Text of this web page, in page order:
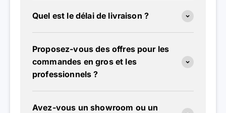
Quel est le délai de livraison ?
Proposez-vous des offres pour les
commandes en gros et les
professionnels ?
Avez-vous un showroom ou un